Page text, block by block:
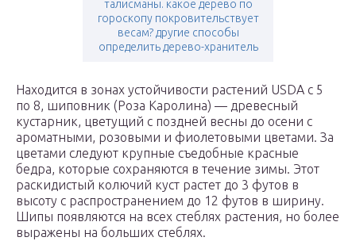
талисманы. какое дерево по
гороскопу покровительствует
весам? другие способы
определить дерево-хранитель
Находится в зонах устойчивости растений USDA с 5
по 8, шиповник (Роза Каролина) — древесный
кустарник, цветущий с поздней весны до осени с
ароматными, розовыми и фиолетовыми цветами. За
цветами следуют крупные съедобные красные
бедра, которые сохраняются в течение зимы. Этот
раскидистый колючий куст растет до 3 футов в
высоту с распространением до 12 футов в ширину.
Шипы появляются на всех стеблях растения, но более
выражены на больших стеблях.